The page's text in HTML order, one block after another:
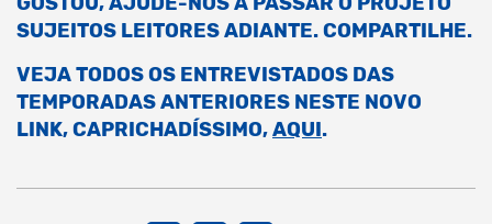
SUJEITOS LEITORES ADIANTE. COMPARTILHE.
VEJA TODOS OS ENTREVISTADOS DAS
TEMPORADAS ANTERIORES NESTE NOVO
LINK, CAPRICHADÍSSIMO,AQUI.